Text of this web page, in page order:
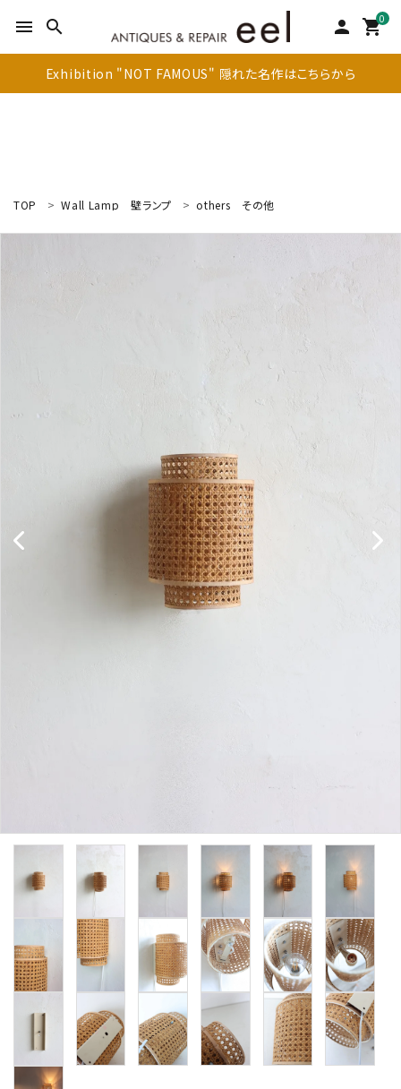
menu search person 0
shopping_cart
Exhibition "NOT FAMOUS" 隠れた名作はこちらから
卸販売
デザイナーまとめ
アフターケア
メンテナンスについて
ギャラリー・シーン
納品事例
TOP Wall Lamp 壁ランプ others その他